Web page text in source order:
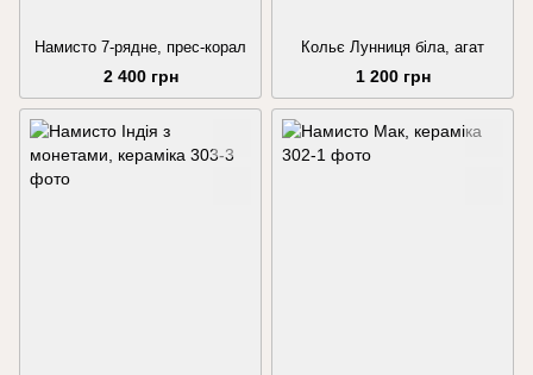
Намисто 7-рядне, прес-корал
2 400 грн
Кольє Лунниця біла, агат
1 200 грн